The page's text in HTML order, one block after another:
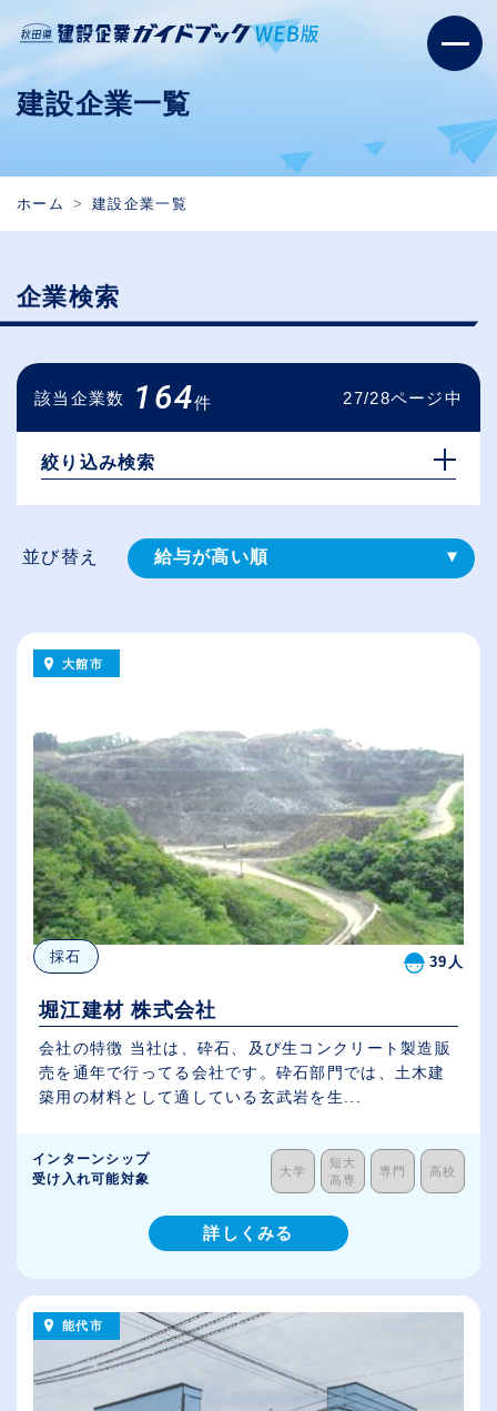
建設企業一覧
ホーム 建設企業一覧
企業検索
該当企業数 164件 27/28ページ中
絞り込み検索
並び替え 給与が高い順
大館市
採石 39人
堀江建材 株式会社
会社の特徴 当社は、砕石、及び生コンクリート製造販
売を通年で行ってる会社です。砕石部門では、土木建
築用の材料として適している玄武岩を生...
インターンシップ
受け入れ可能対象
大学
短大
高専
専門 高校
詳しくみる
能代市